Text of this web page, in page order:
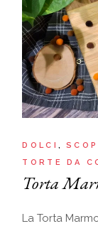
DOLCI
TORTE DA
Torta
La Torta